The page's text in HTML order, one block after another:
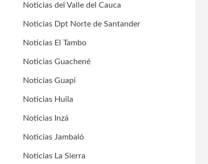
Noticias del Valle del Cauca
Noticias Dpt Norte de Santander
Noticias El Tambo
Noticias Guachené
Noticias Guapi
Noticias Huila
Noticias Inzá
Noticias Jambaló
Noticias La Sierra